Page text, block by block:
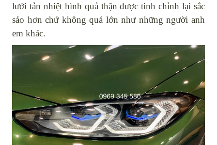
lưới tản nhiệt hình quả thận được tinh chỉnh lại sắc
sảo hơn chứ không quá lớn như những người anh
em khác.